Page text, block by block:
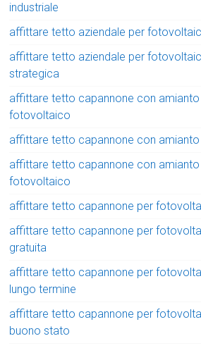
industriale
affittare tetto aziendale per
affittare tetto aziendale per
strategica
affittare tetto capannone con
fotovoltaico
affittare tetto capannone con
affittare tetto capannone con
fotovoltaico
affittare tetto capannone per
affittare tetto capannone per
gratuita
affittare tetto capannone per
lungo termine
affittare tetto capannone per
buono stato